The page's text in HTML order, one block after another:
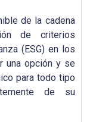
de la cadena
de criterios
(ESG) en los
una opción y se
para todo tipo
de su